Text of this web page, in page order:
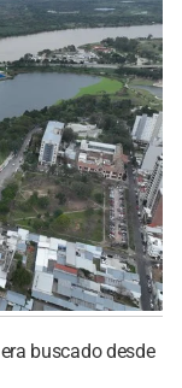
buscado desde